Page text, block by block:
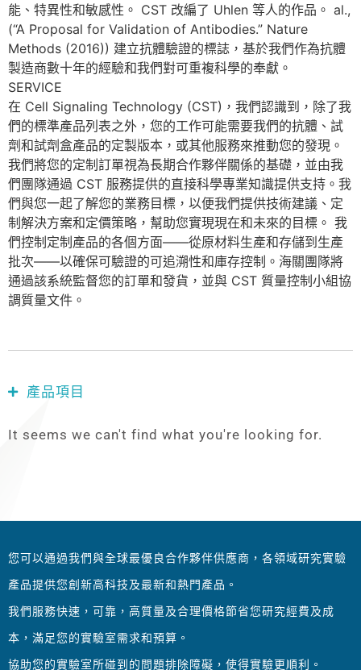
能、特異性和敏感性。 CST 改編了 Uhlen 等人的作品。 al.,
(“A Proposal for Validation of Antibodies.” Nature
Methods (2016)) 建立抗體驗證的標誌，基於我們作為抗體
製造商數十年的經驗和我們對可重複科學的奉獻。
SERVICE
在 Cell Signaling Technology (CST)，我們認識到，除了我
們的標準產品列表之外，您的工作可能需要我們的抗體、試
劑和試劑盒產品的定製版本，或其他服務來推動您的發現。
我們將您的定制訂單視為長期合作夥伴關係的基礎，並由我
們團隊通過 CST 服務提供的直接科學專業知識提供支持。我
們與您一起了解您的業務目標，以便我們提供技術建議、定
制解決方案和定價策略，幫助您實現現在和未來的目標。 我
們控制定制產品的各個方面——從原材料生產和存儲到生產
批次——以確保可驗證的可追溯性和庫存控制。海關團​​隊將
通過該系統監督您的訂單和發貨，並與 CST 質量控制小組協
調質量文件。
產品項目
It seems we can't find what you're looking for.
您可以通過我們與全球最優良合作夥伴供應商，各領域研究實驗
產品提供您創新高科技及最新和熱門產品。
我們服務快速，可靠，高質量及合理價格節省您研究經費及成
本，滿足您的實驗室需求和預算。
協助您的實驗室所碰到的問題排除障礙，使得實驗更順利。